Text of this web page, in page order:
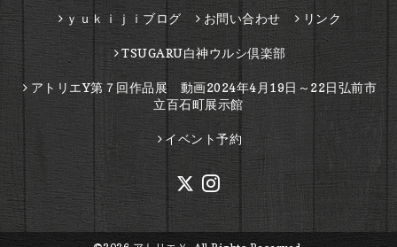
ｙｕｋｉｊｉブログ お問い合わせ リンク
TSUGARU白神ウルシ倶楽部
アトリエY第７回作品展 動画2024年4月19日～22日弘前市
立百石町展示館
イベント予約